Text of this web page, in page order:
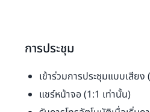
การประชุม
เข้าร่วมการประชุมแบบเสีย
แชร์หน้าจอ (1:1 เท่านั้น)